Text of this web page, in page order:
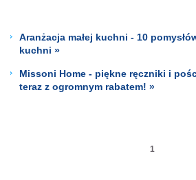
Aranżacja małej kuchni - 10
kuchni »
Missoni Home - piękne ręczniki i
teraz z ogromnym rabatem! »
1